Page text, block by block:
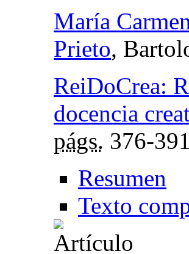
María
Prieto,
ReiDoCrea:
docencia
págs. 376-391
Resumen
Texto